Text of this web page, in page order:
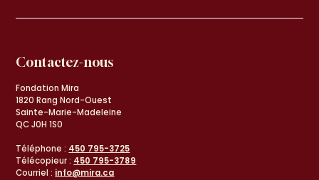
Contactez-nous
Fondation Mira
1820 Rang Nord-Ouest
Sainte-Marie-Madeleine
QC J0H 1S0
Téléphone : 450 795-3725
Télécopieur : 450 795-3789
Courriel : info@mira.ca